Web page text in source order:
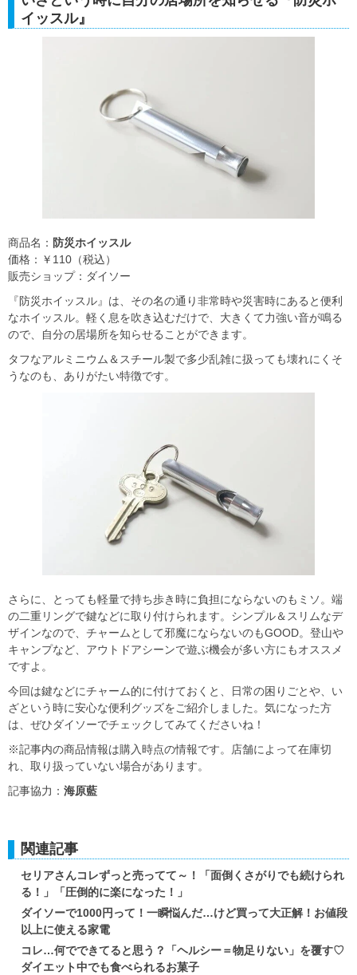
イッスル』
商品名： 防災ホイッスル
価格：￥110（税込）
販売ショップ：ダイソー
『防災ホイッスル』は、その名の通り非常時や災害時にあると便利
なホイッスル。軽く息を吹き込むだけで、大きくて力強い音が鳴る
ので、自分の居場所を知らせることができます。
タフなアルミニウム＆スチール製で多少乱雑に扱っても壊れにくそ
うなのも、ありがたい特徴です。
さらに、とっても軽量で持ち歩き時に負担にならないのもミソ。端
の二重リングで鍵などに取り付けられます。シンプル＆スリムなデ
ザインなので、チャームとして邪魔にならないのもGOOD。登山や
キャンプなど、アウトドアシーンで遊ぶ機会が多い方にもオススメ
ですよ。
今回は鍵などにチャーム的に付けておくと、日常の困りごとや、い
ざという時に安心な便利グッズをご紹介しました。気になった方
は、ぜひダイソーでチェックしてみてくださいね！
※記事内の商品情報は購入時点の情報です。店舗によって在庫切
れ、取り扱っていない場合があります。
記事協力： 海原藍
関連記事
セリアさんコレずっと売ってて～！「面倒くさがりでも続けられ
る！」「圧倒的に楽になった！」
ダイソーで1000円って！一瞬悩んだ…けど買って大正解！お値段
以上に使える家電
コレ…何でできてると思う？「ヘルシー＝物足りない」を覆す♡
ダイエット中でも食べられるお菓子